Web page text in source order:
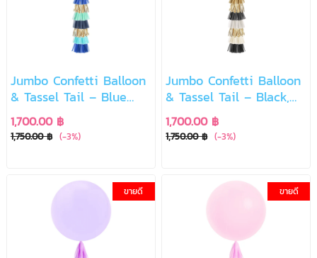
Jumbo Confetti Balloon
& Tassel Tail – Blue
Party Vibes
1,700.00 ฿
1,750.00 ฿ (-3%)
Jumbo Confetti Balloon
& Tassel Tail – Black,
White & Gold Chic
1,700.00 ฿
1,750.00 ฿ (-3%)
ขายดี ขายดี